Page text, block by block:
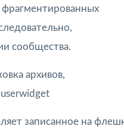
сообщества.
архивов,
записанное на